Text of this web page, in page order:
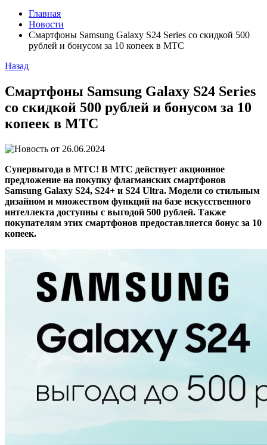
Главная
Новости
Смартфоны Samsung Galaxy S24 Series со скидкой 500
рублей и бонусом за 10 копеек в МТС
Назад
Смартфоны Samsung Galaxy S24 Series
со скидкой 500 рублей и бонусом за 10
копеек в МТС
26.06.2024
Супервыгода в МТС! В МТС действует акционное
предложение на покупку флагманских смартфонов
Samsung Galaxy S24, S24+ и S24 Ultra. Модели со стильным
дизайном и множеством функций на базе искусственного
интеллекта доступны с выгодой 500 рублей. Также
покупателям этих смартфонов предоставляется бонус за 10
копеек.